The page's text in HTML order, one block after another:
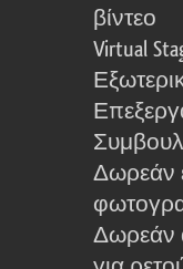
βίντεο
Virtual
Δωρεάν
Δωρεάν